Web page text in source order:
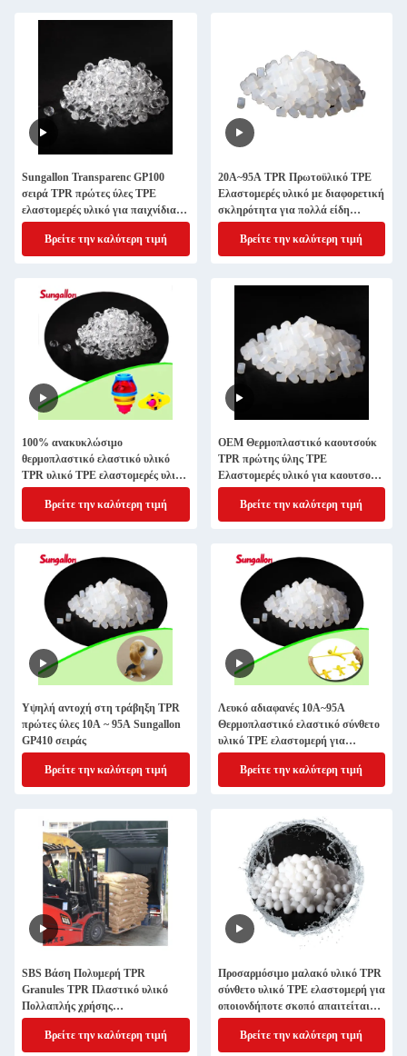
Sungallon Transparenc GP100
σειρά TPR πρώτες ύλες TPE
ελαστομερές υλικό για παιχνίδια
ζώων
Βρείτε την καλύτερη τιμή
20A~95A TPR Πρωτοϋλικό TPE
Ελαστομερές υλικό με διαφορετική
σκληρότητα για πολλά είδη
παιχνιδιών κούκλες
Βρείτε την καλύτερη τιμή
100% ανακυκλώσιμο
θερμοπλαστικό ελαστικό υλικό
TPR υλικό TPE ελαστομερές υλικό
για ελαστικά παιχνίδια
Βρείτε την καλύτερη τιμή
OEM Θερμοπλαστικό καουτσούκ
TPR πρώτης ύλης TPE
Ελαστομερές υλικό για καουτσούκ
παιχνίδια υψηλής στροφής
Βρείτε την καλύτερη τιμή
Υψηλή αντοχή στη τράβηξη TPR
πρώτες ύλες 10A ~ 95A Sungallon
GP410 σειράς
Βρείτε την καλύτερη τιμή
Λευκό αδιαφανές 10A~95A
Θερμοπλαστικό ελαστικό σύνθετο
υλικό TPE ελαστομερή για
κούκλες παιχνιδιού
Βρείτε την καλύτερη τιμή
SBS Βάση Πολυμερή TPR
Granules TPR Πλαστικό υλικό
Πολλαπλής χρήσης
Θερμοπλαστικό υλικό καουτσούκ
Βρείτε την καλύτερη τιμή
Προσαρμόσιμο μαλακό υλικό TPR
σύνθετο υλικό TPE ελαστομερή για
οποιονδήποτε σκοπό απαιτείται
ISO14001 πιστοποιημένο
Βρείτε την καλύτερη τιμή